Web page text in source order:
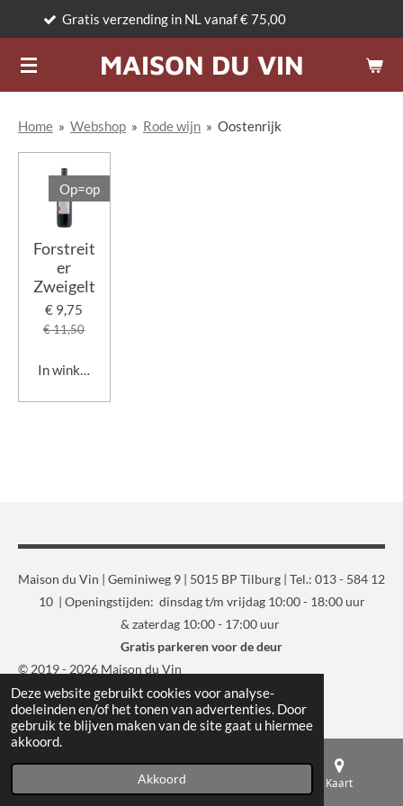
Deze website gebruikt cookies voor analyse-
doeleinden en/of het tonen van advertenties. Door
gebruik te blijven maken van de site gaat u hiermee
akkoord.
Akkoord
naar
de
MAISON DU VIN
verzending in NL vanaf € 75,00
Home » Webshop » Rode wijn » Oostenrijk
Op=op
Forstreit
er
Zweigelt
€ 9,75
€ 11,50
In winkelwagen
Maison du Vin | Geminiweg 9 | 5015 BP Tilburg | Tel.: 013 - 584 12
10 | Openingstijden: dinsdag t/m vrijdag 10:00 - 18:00 uur
& zaterdag 10:00 - 17:00 uur
Gratis parkeren voor de deur
© 2019 - 2026 Maison du Vin
Powered byJouwWeb
Telefoonnummer Kaart